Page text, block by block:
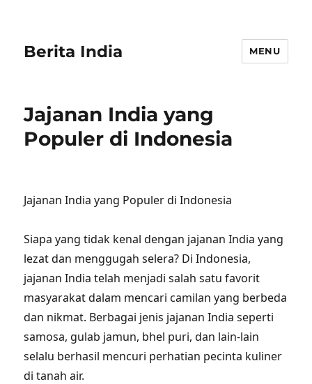
Berita India MENU
Jajanan India yang
Populer di Indonesia
Jajanan India yang Populer di Indonesia
Siapa yang tidak kenal dengan jajanan India yang
lezat dan menggugah selera? Di Indonesia,
jajanan India telah menjadi salah satu favorit
masyarakat dalam mencari camilan yang berbeda
dan nikmat. Berbagai jenis jajanan India seperti
samosa, gulab jamun, bhel puri, dan lain-lain
selalu berhasil mencuri perhatian pecinta kuliner
di tanah air.